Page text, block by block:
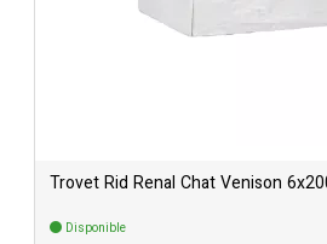
Trovet Rid Renal Chat Venison
Disponible